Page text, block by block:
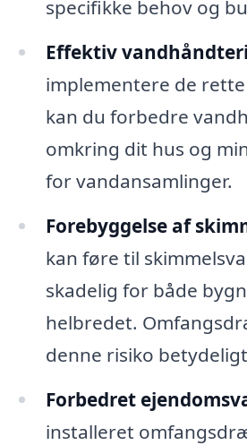
specifikke behov og
Effektiv
implementere de
kan du forbedre
omkring dit hus og
for vandansamlinger.
Forebyggelse af
kan føre til
skadelig for både
helbredet.
denne risiko
Forbedret
installeret